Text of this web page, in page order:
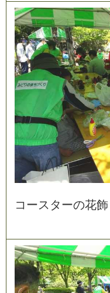
コ ース ターの花飾